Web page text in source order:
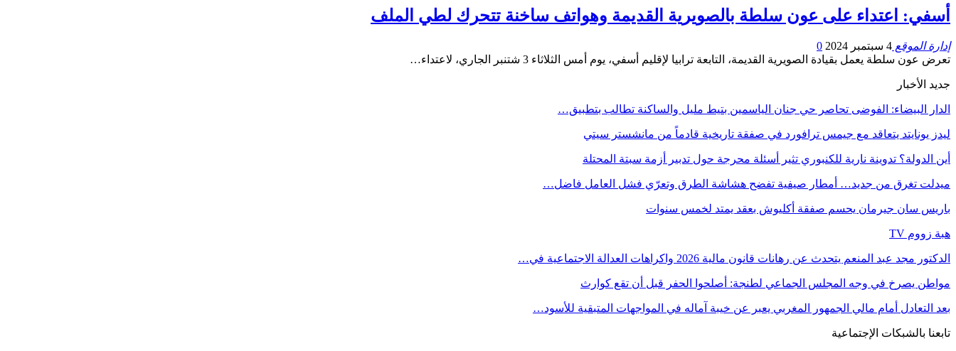
أسفي: اعتداء على عون سلطة بالصويرية القديمة وهواتف ساخنة تتحرك لطي الملف
إدارة الموقع 4 سبتمبر 2024
0
تعرض عون سلطة يعمل بقيادة الصويرية القديمة، التابعة ترابيا لإقليم أسفي، يوم أمس الثلاثاء 3 شتنبر الجاري، لاعتداء…
جديد الأخبار
الدار البيضاء: الفوضى تحاصر حي جنان الياسمين بتيط مليل والساكنة تطالب بتطبيق…
ليدز يونايتد يتعاقد مع جيمس ترافورد في صفقة تاريخية قادماً من مانشستر سيتي
أين الدولة؟ تدوينة نارية للكنبوري تثير أسئلة محرجة حول تدبير أزمة سبتة المحتلة
ميدلت تغرق من جديد… أمطار صيفية تفضح هشاشة الطرق وتعرّي فشل العامل فاضل…
باريس سان جيرمان يحسم صفقة أكليوش بعقد يمتد لخمس سنوات
هبة زووم TV
الدكتور مجد عبد المنعم يتحدث عن رهانات قانون مالية 2026 واكراهات العدالة الاجتماعية في…
مواطن يصرخ في وجه المجلس الجماعي لطنجة: أصلحوا الحفر قبل أن تقع كوارث
بعد التعادل أمام مالي الجمهور المغربي يعبر عن خيبة آماله في المواجهات المتبقية للأسود…
تابعنا بالشبكات الإجتماعية